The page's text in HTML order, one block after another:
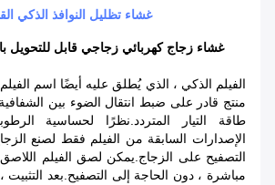
غشاء تظليل النوافذ الذكي
غشاء زجاج كهربائي زجاجي قابل للتحويل
الفيلم الذكي ، الذي يُطلق عليه أيضًا اسم
منتج قادر على ضبط انتقال الضوء بين
طاقة التيار المتردد.نظرًا لحساسية
الإصدارات السابقة من الفيلم فقط لصنع
التصفيح على الزجاج.يمكن لصق الفيلم
مباشرة ، دون الحاجة إلى التصفيح.بعد التثبيت